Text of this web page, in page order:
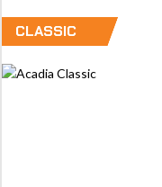
CLASSIC